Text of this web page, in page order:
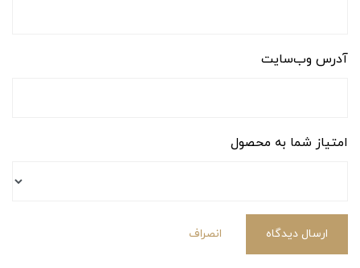
آدرس وب‌سایت
امتیاز شما به محصول
ارسال دیدگاه انصراف